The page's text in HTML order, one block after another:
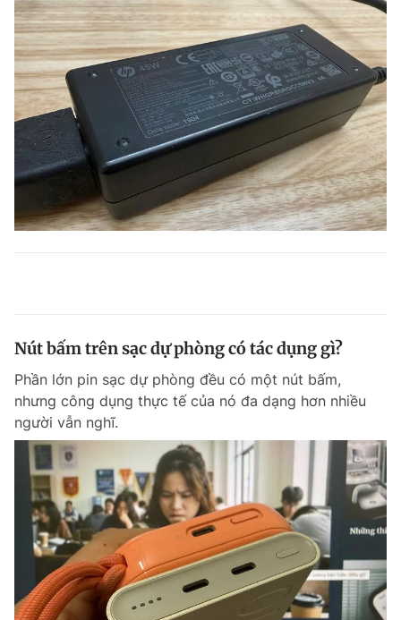
Nút bấm trên sạc dự phòng có tác dụng gì?
Phần lớn pin sạc dự phòng đều có một nút bấm,
nhưng công dụng thực tế của nó đa dạng hơn nhiều
người vẫn nghĩ.